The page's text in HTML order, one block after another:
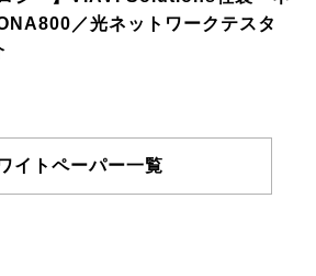
／光ネットワークテスタ
イトペーパー一覧